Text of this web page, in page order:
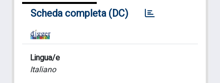
Scheda completa (DC)
Lingua/e
Italiano